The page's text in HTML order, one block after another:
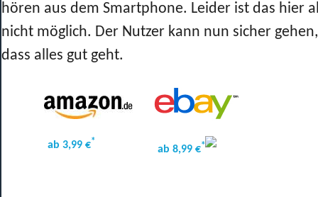
hören aus dem Smartphone. Leider ist das hier
nicht möglich. Der Nutzer kann nun sicher gehen,
dass alles gut geht.
ab 3,99 €*
ab 8,99 €*